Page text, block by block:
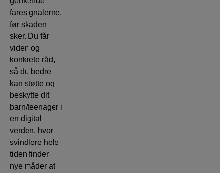
faresignalerne,
før skaden
sker. Du får
viden og
konkrete råd,
så du bedre
kan støtte og
beskytte dit
barn/teenager i
en digital
verden, hvor
svindlere hele
tiden finder
nye måder at